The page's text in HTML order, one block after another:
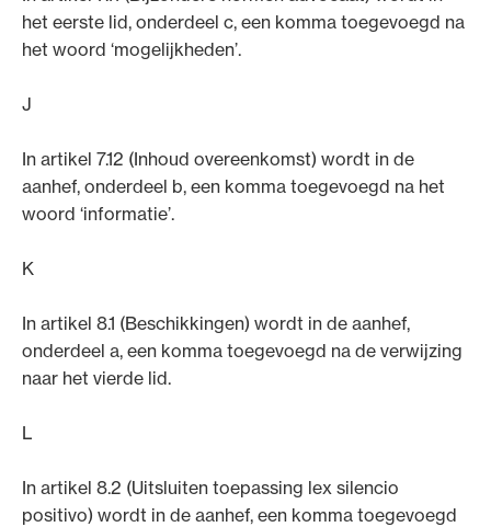
het eerste lid, onderdeel c, een komma toegevoegd na
het woord ‘mogelijkheden’.
J
In artikel 7.12 (Inhoud overeenkomst) wordt in de
aanhef, onderdeel b, een komma toegevoegd na het
woord ‘informatie’.
K
In artikel 8.1 (Beschikkingen) wordt in de aanhef,
onderdeel a, een komma toegevoegd na de verwijzing
naar het vierde lid.
L
In artikel 8.2 (Uitsluiten toepassing lex silencio
positivo) wordt in de aanhef, een komma toegevoegd